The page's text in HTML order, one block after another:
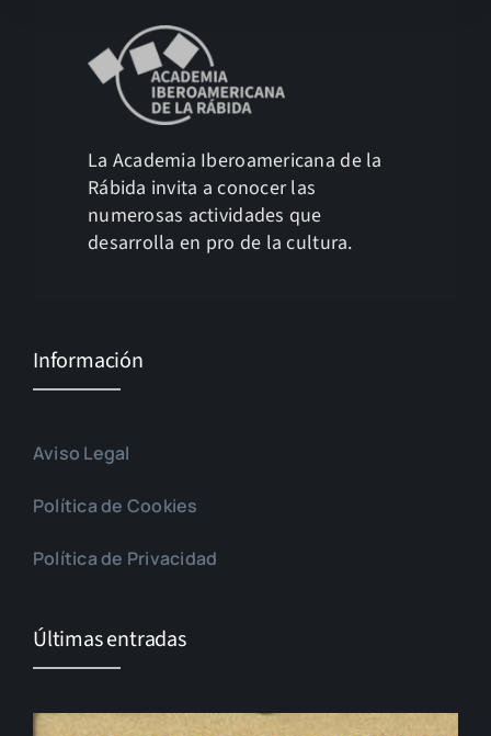
La Academia Iberoamericana de la
Rábida invita a conocer las
numerosas actividades que
desarrolla en pro de la cultura.
Información
Aviso Legal
Política de Cookies
Política de Privacidad
Últimas entradas